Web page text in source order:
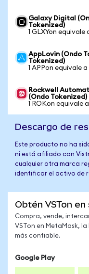
Galaxy Digital
Tokenized)
1 GLXYon equivale
AppLovin (Ondo
Tokenized)
1 APPon equivale
Rockwell
(Ondo Tokenized)
1 ROKon equivale
Descargo de
Este producto no ha
ni está afiliado con
cualquier otra marca
identificar el activo de
Obtén VSTon
Compra, vende,
VSTon en MetaMask,
más confiable.
Google Play